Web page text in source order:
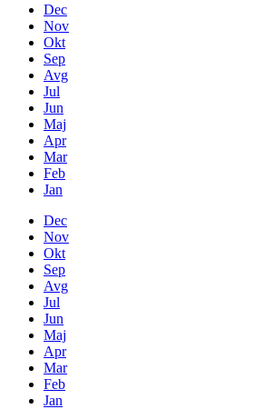
Dec
Nov
Okt
Sep
Avg
Jul
Jun
Maj
Apr
Mar
Feb
Jan
Dec
Nov
Okt
Sep
Avg
Jul
Jun
Maj
Apr
Mar
Feb
Jan